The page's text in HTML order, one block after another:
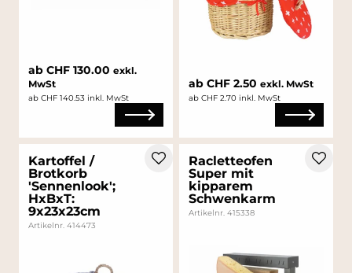
ab CHF 130.00 exkl.
MwSt
ab CHF 140.53 inkl. MwSt
ab CHF 2.50 exkl. MwSt
ab CHF 2.70 inkl. MwSt
Kartoffel /
Brotkorb
'Sennenlook';
HxBxT:
9x23x23cm
Artikelnr. 414473
Racletteofen
Super mit
kipparem
Schwenkarm
Artikelnr. 415338